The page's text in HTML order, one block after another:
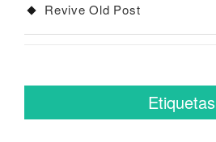
Revive Old Post
Etiquetas